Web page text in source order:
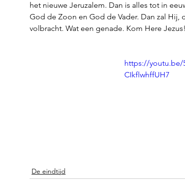
het nieuwe Jeruzalem. Dan is alles tot in
God de Zoon en God de Vader. Dan zal Hij,
volbracht. Wat een genade. Kom Here
https://youtu.be/
CIkflwhffUH7
De eindtijd